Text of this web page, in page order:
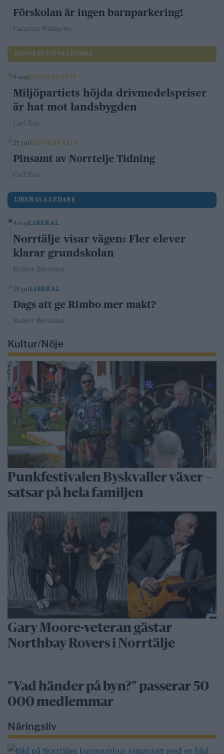
Förskolan är ingen barnparkering!
Catarina Wahlgren
KONSERVATIVA LEDARE
8 aug KONSERVATIV
Miljöpartiets höjda drivmedelspriser
är hat mot landsbygden
Carl Eos
29 jul KONSERVATIV
Pinsamt av Norrtelje Tidning
Carl Eos
LIBERALA LEDARE
4 augLIBERAL
Norrtälje visar vägen: Fler elever
klarar grundskolan
Robert Beronius
29 julLIBERAL
Dags att ge Rimbo mer makt?
Robert Beronius
Kultur/Nöje
Punkfestivalen Byskvaller växer –
satsar på hela familjen
Gary Moore-veteran gästar
Northbay Rovers i Norrtälje
”Vad händer på byn?” passerar 50
000 medlemmar
Näringsliv